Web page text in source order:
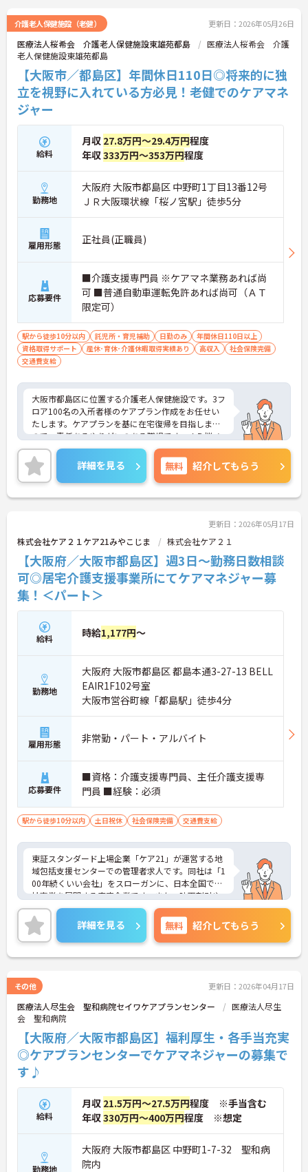
介護老人保健施設（老健） 更新日：2026年05月26日
医療法人桜希会 介護老人保健施設東雄苑都島
医療法人桜希会 介護
老人保健施設東雄苑都島
【大阪市／都島区】年間休日110日◎将来的に独
立を視野に入れている方必見！老健でのケアマネ
ジャー
給料
月収 27.8万円～29.4万円程度
年収333万円～353万円程度
勤務地
大阪府 大阪市都島区 中野町1丁目13番12号
ＪＲ大阪環状線「桜ノ宮駅」徒歩5分
雇用形態 正社員(正職員)
応募要件
■介護支援専門員 ※ケアマネ業務あれば尚
可 ■普通自動車運転免許あれば尚可（ＡＴ
限定可）
駅から徒歩10分以内 託児所・育児補助 日勤のみ
年間休日110日以上
資格取得サポート
産休･育休･介護休暇取得実績あり 高収入
社会保険完備
交通費支給
大阪市都島区に位置する介護老人保健施設です。3フ
ロア100名の入所者様のケアプラン作成をお任せい
たします。ケアプランを基に在宅復帰を目指します
ので、責任あるやりがいのある職場です。ＪＲ桜ノ
宮駅から徒歩5分の立地で毎日の通勤にも大変便利
です。年間休日110日あり、メリハリつけてお仕事
できます。ご興味のある方には、面接対策ポイント
など、さらに詳細をお話しいたしますのでお気軽に
ご相談ください！
詳細を見る 無料 紹介してもらう
更新日：2026年05月17日
株式会社ケア２１ケア21みやこじま 株式会社ケア２１
【大阪府／大阪市都島区】週3日～勤務日数相談
可◎居宅介護支援事業所にてケアマネジャー募
集！＜パート＞
給料 時給1,177円～
勤務地
大阪府 大阪市都島区 都島本通3-27-13 BELL
EAIR1F102号室
大阪市営谷町線「都島駅」徒歩4分
雇用形態 非常勤・パート・アルバイト
応募要件
■資格：介護支援専門員、主任介護支援専
門員 ■経験：必須
駅から徒歩10分以内 土日祝休 社会保険完備 交通費支給
東証スタンダード上場企業「ケア21」が運営する地
域包括支援センターでの管理者求人です。同社は「1
00年続くいい会社」をスローガンに、日本全国で福
祉事業を展開する安定企業です。また、映画割引や
提携ホテルの割引などが利用できる組合制度や、毎
年お誕生日プレゼントが贈られるなど、ユニークで
充実した福利厚生が魅力です。ご興味のある方は詳
細等をお伝えしますので、お気軽にお問い合わせく
ださい。
詳細を見る 無料 紹介してもらう
その他 更新日：2026年04月17日
医療法人尽生会 聖和病院セイワケアプランセンター
医療法人尽生
会 聖和病院
【大阪府／大阪市都島区】福利厚生・各手当充実
◎ケアプランセンターでケアマネジャーの募集で
す♪
給料
月収 21.5万円～27.5万円程度 ※手当含む
年収330万円～400万円程度 ※想定
勤務地
大阪府 大阪市都島区 中野町1-7-32 聖和病
院内